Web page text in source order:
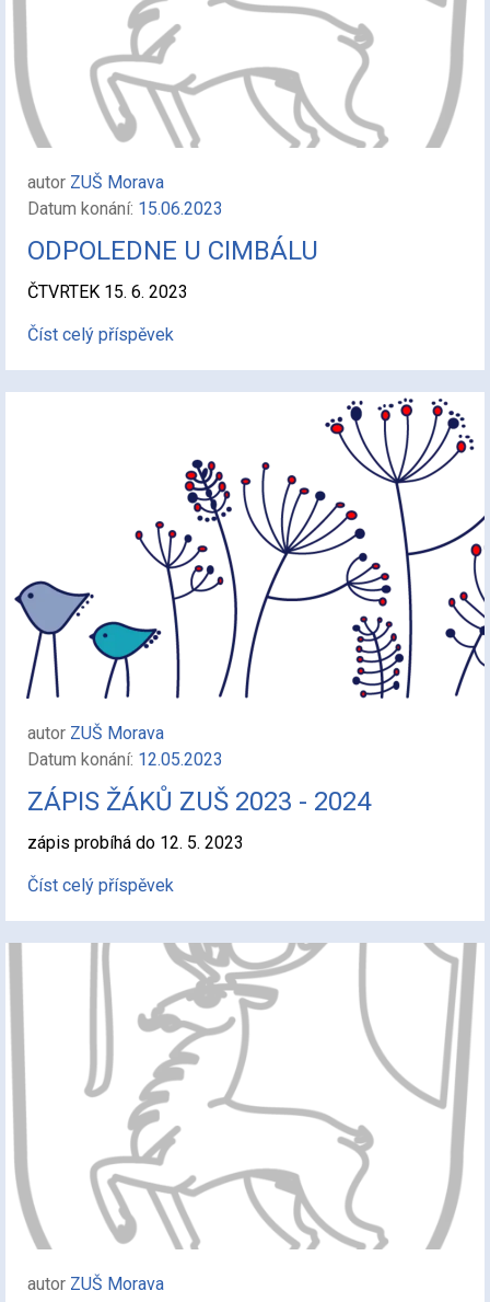
autor ZUŠ Morava
Datum konání: 15.06.2023
ODPOLEDNE U CIMBÁLU
ČTVRTEK 15. 6. 2023
Číst celý příspěvek
autor ZUŠ Morava
Datum konání: 12.05.2023
ZÁPIS ŽÁKŮ ZUŠ 2023 - 2024
zápis probíhá do 12. 5. 2023
Číst celý příspěvek
autor ZUŠ Morava